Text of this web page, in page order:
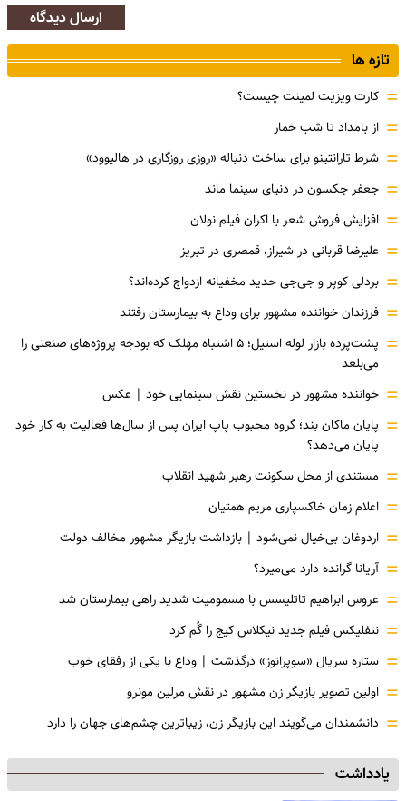
ارسال دیدگاه
تازه ها
= کارت ویزیت لمینت چیست؟
= از بامداد تا شب خمار
= شرط تارانتینو برای ساخت دنباله «روزی روزگاری در هالیوود»
= جعفر جکسون در دنیای سینما ماند
= افزایش فروش شعر با اکران فیلم نولان
= علیرضا قربانی در شیراز، قمصری در تبریز
= بردلی کوپر و جی‌جی حدید مخفیانه ازدواج کرده‌اند؟
= فرزندان خواننده مشهور برای وداع به بیمارستان رفتند
=
پشت‌پرده بازار لوله استیل؛ ۵ اشتباه مهلک که بودجه پروژه‌های صنعتی را
می‌بلعد
= خواننده مشهور در نخستین نقش سینمایی خود |‌ عکس
= پایان ماکان بند؛ گروه محبوب پاپ ایران پس از سال‌ها فعالیت به کار خود
پایان می‌دهد؟
= مستندی از محل سکونت رهبر شهید انقلاب
= اعلام زمان خاکسپاری مریم همتیان
= اردوغان بی‌خیال نمی‌شود | بازداشت بازیگر مشهور مخالف دولت
= آریانا گرانده دارد می‌میرد؟
= عروس ابراهیم تاتلیسس با مسمومیت شدید راهی بیمارستان شد
= نتفلیکس فیلم جدید نیکلاس کیج را گُم کرد
= ستاره سریال «سوپرانوز» درگذشت | وداع با یکی از رفقای خوب
= اولین تصویر بازیگر زن مشهور در نقش مرلین مونرو
= دانشمندان می‌گویند این بازیگر زن، زیباترین چشم‌های جهان را دارد
یادداشت